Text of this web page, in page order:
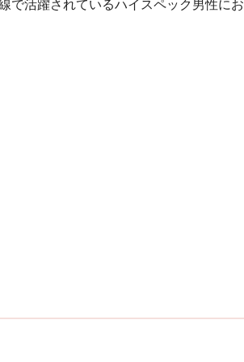
で活躍されているハイスペック男性にお